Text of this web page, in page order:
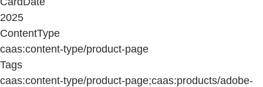
2025
ContentType
caas:content-type/product-page
Tags
caas:content-type/product-page;caas:products/adobe-